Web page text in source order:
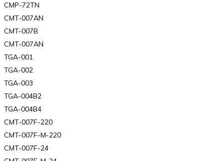
CMP-72TN
CMT-007AN
CMT-007B
CMT-007AN
TGA-001
TGA-002
TGA-003
TGA-004B2
TGA-004B4
CMT-007F-220
CMT-007F-M-220
CMT-007F-24